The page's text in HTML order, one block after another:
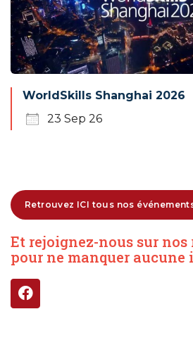
WorldSkills Shanghai 2026
23 Sep 26
Retrouvez ICI tous nos
Et rejoignez-nous sur nos
pour ne manquer aucune